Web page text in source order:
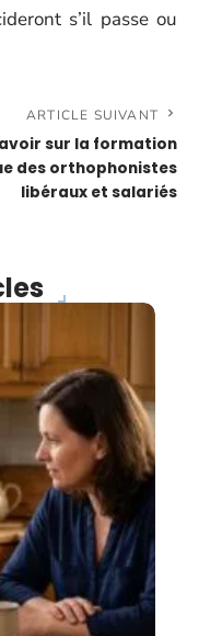
s’il passe ou
ARTICLE SUIVANT
sur la formation
des orthophonistes
libéraux et salariés